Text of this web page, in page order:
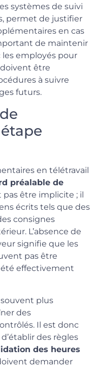
systèmes de suivi
permet de justifier
en cas
de maintenir
employés pour
être
à suivre
futurs.
en télétravail
préalable de
être implicite ; il
écrits tels que des
consignes
L’absence de
signifie que les
pas être
effectivement
plus
des
Il est donc
des règles
des heures
demander